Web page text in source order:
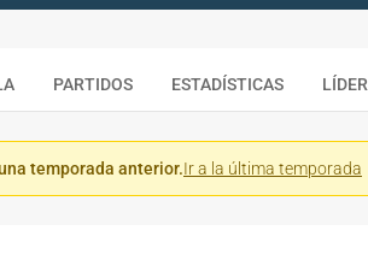
PARTIDOS ESTADÍSTICAS
temporada anterior.Ir a la última temporada